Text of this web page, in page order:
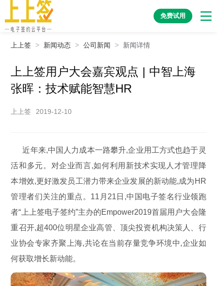
免费试用
上上签 > 新闻动态 > 公司新闻 > 新闻详情
上上签用户大会嘉宾观点 | 中智上海
张晖：技术赋能智慧HR
上上签 2019-12-10
近年来,中国人力成本一路攀升,企业用工方式也趋于灵
活和多元。对企业而言,如何利用新技术实现人才管理降
本增效,更好激发员工潜力带来企业发展的新动能,成为HR
管理者们关注的重点。11月21日,中国电子签名行业领跑
者“上上签电子签约”主办的Empower2019首届用户大会隆
重召开,超400位明星企业高管、顶尖投资机构决策人、行
业协会专家齐聚上海,共论在当前存量竞争环境中,企业如
何获取增长新动能。